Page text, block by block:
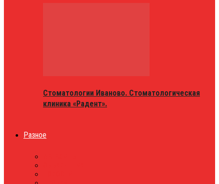
Стоматологии Иваново. Стоматологическая
клиника «Радент».
Разное